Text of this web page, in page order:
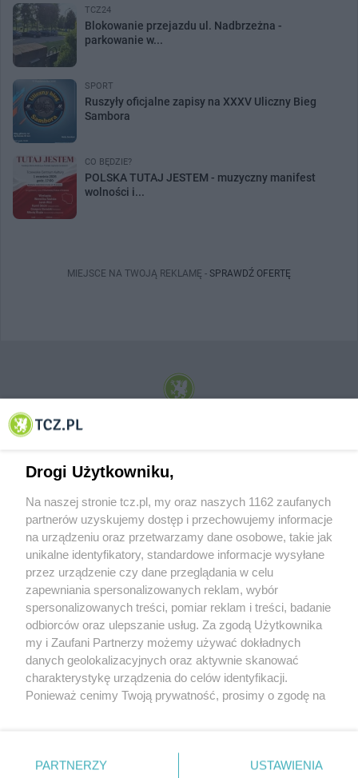
TCZ24
Blokowanie przejazdu ul. Nadbrzeżna -
parkowanie w...
SPORT
Ruszyły oficjalne zapisy na XXXV Uliczny Bieg
Sambora
CO BĘDZIE?
POLSKA TUTAJ JESTEM - muzyczny manifest
wolności i...
MIEJSCE NA TWOJĄ REKLAMĘ - SPRAWDŹ OFERTĘ
© 2001-2026 Tczew - TCZ.PL Sp. z o.o. Internetowy Serwis Informacyjny Miasta
O FIRMIE POLITYKA PRYWATNOŚCI HOSTING
REKLAMA WSPÓŁPRACA RSS FACEBOOK KONTAKT
Nasze serwisy
Aktualności
Tcz24
Historia miasta
Muzyka i kultura
Archiwum wydarzeń
Zdjęcia miasta
Drogi Użytkowniku,
Na naszej stronie tcz.pl, my oraz naszych 1162 zaufanych
partnerów uzyskujemy dostęp i przechowujemy informacje
na urządzeniu oraz przetwarzamy dane osobowe, takie jak
unikalne identyfikatory, standardowe informacje wysyłane
przez urządzenie czy dane przeglądania w celu
zapewniania spersonalizowanych reklam, wybór
spersonalizowanych treści, pomiar reklam i treści, badanie
odbiorców oraz ulepszanie usług. Za zgodą Użytkownika
my i Zaufani Partnerzy możemy używać dokładnych
danych geolokalizacyjnych oraz aktywnie skanować
charakterystykę urządzenia do celów identyfikacji.
Ponieważ cenimy Twoją prywatność, prosimy o zgodę na
znajdujący się w lewym dolnym rogu strony
. Niektóre
PARTNERZY USTAWIENIA